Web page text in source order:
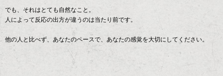
でも、それはとても自然なこと。
人によって反応の出方が違うのは当たり前です。
他の人と比べず、あなたのペースで、あなたの感覚を大切にしてください。